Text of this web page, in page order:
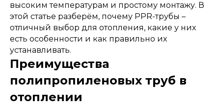
высоким температурам и простому монтажу. В
этой статье разберём, почему PPR-трубы –
отличный выбор для отопления, какие у них
есть особенности и как правильно их
устанавливать.
Преимущества
полипропиленовых труб в
отоплении